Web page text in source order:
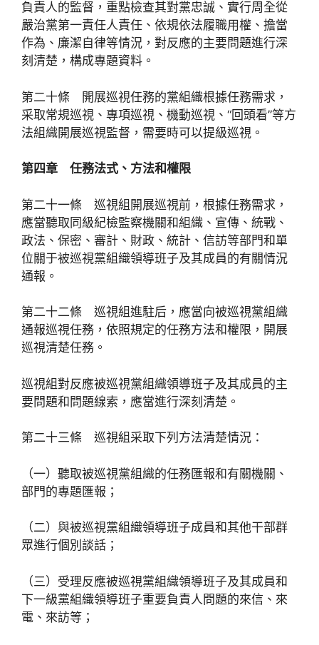
負責人的監督，重點檢查其對黨忠誠、實行周全從
嚴治黨第一責任人責任、依規依法履職用權、擔當
作為、廉潔自律等情況，對反應的主要問題進行深
刻清楚，構成專題資料。
第二十條 開展巡視任務的黨組織根據任務需求，
采取常規巡視、專項巡視、機動巡視、“回頭看”等方
法組織開展巡視監督，需要時可以提級巡視。
第四章 任務法式、方法和權限
第二十一條 巡視組開展巡視前，根據任務需求，
應當聽取同級紀檢監察機關和組織、宣傳、統戰、
政法、保密、審計、財政、統計、信訪等部門和單
位關于被巡視黨組織領導班子及其成員的有關情況
通報。
第二十二條 巡視組進駐后，應當向被巡視黨組織
通報巡視任務，依照規定的任務方法和權限，開展
巡視清楚任務。
巡視組對反應被巡視黨組織領導班子及其成員的主
要問題和問題線索，應當進行深刻清楚。
第二十三條 巡視組采取下列方法清楚情況：
（一）聽取被巡視黨組織的任務匯報和有關機關、
部門的專題匯報；
（二）與被巡視黨組織領導班子成員和其他干部群
眾進行個別談話；
（三）受理反應被巡視黨組織領導班子及其成員和
下一級黨組織領導班子重要負責人問題的來信、來
電、來訪等；